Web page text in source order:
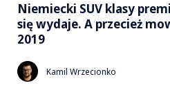
Niemiecki SUV klasy
się wydaje. A przecież
2019
Kamil Wrzecionko